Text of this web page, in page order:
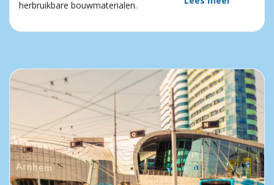
herbruikbare bouwmaterialen.